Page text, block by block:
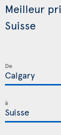
Meilleur
Suisse
De
à